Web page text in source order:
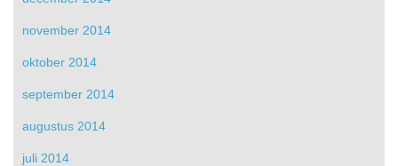
november 2014
oktober 2014
september 2014
augustus 2014
juli 2014